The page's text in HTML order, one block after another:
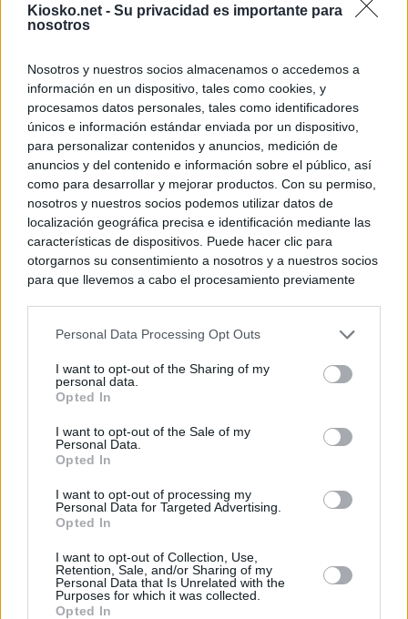
Kiosko.net - Su privacidad es importante para
nosotros
Nosotros y nuestros socios almacenamos o accedemos a
información en un dispositivo, tales como cookies, y
procesamos datos personales, tales como identificadores
únicos e información estándar enviada por un dispositivo,
para personalizar contenidos y anuncios, medición de
anuncios y del contenido e información sobre el público, así
como para desarrollar y mejorar productos. Con su permiso,
nosotros y nuestros socios podemos utilizar datos de
localización geográfica precisa e identificación mediante las
características de dispositivos. Puede hacer clic para
otorgarnos su consentimiento a nosotros y a nuestros socios
para que llevemos a cabo el procesamiento previamente
negar su consentimiento. Tenga en cuenta que algún
de su consentimiento, pero usted tiene el derecho de
rechazar tal procesamiento. Sus preferencias se aplicarán
cualquier momento entrando de nuevo en este sitio web o
visitando nuestra política de privacidad.
Personal Data Processing Opt Outs
I want to opt-out of the Sharing of my
personal data.
Opted In
I want to opt-out of the Sale of my
Personal Data.
Opted In
I want to opt-out of processing my
Personal Data for Targeted Advertising.
Opted In
I want to opt-out of Collection, Use,
Retention, Sale, and/or Sharing of my
Personal Data that Is Unrelated with the
Purposes for which it was collected.
Opted In